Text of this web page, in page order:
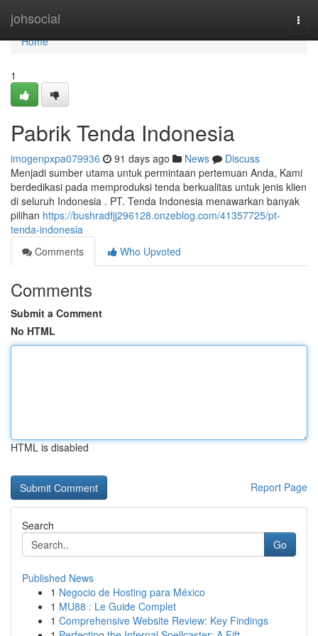
johsocial
Home
Home
1
Pabrik Tenda Indonesia
imogenpxpa079936 91 days ago News
Discuss
Menjadi sumber utama untuk permintaan pertemuan Anda, Kami
berdedikasi pada memproduksi tenda berkualitas untuk jenis klien
di seluruh Indonesia . PT. Tenda Indonesia menawarkan banyak
pilihan https://bushradfjj296128.onzeblog.com/41357725/pt-
tenda-indonesia
Comments
Who Upvoted
Comments
Submit a Comment
No HTML
HTML is disabled
Report Page
Search
Go
Published News
1 Negocio de Hosting para México
1 MU88 : Le Guide Complet
1 Comprehensive Website Review: Key Findings